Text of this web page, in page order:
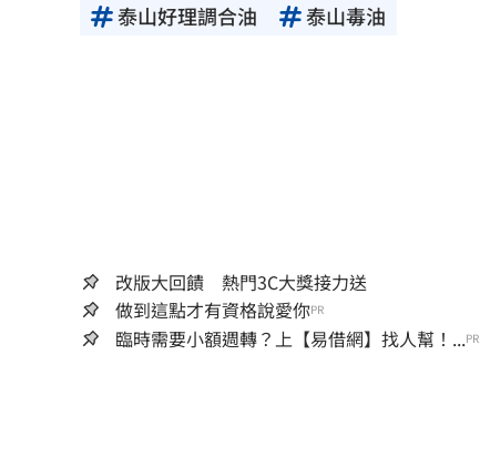
泰山好理調合油 泰山毒油
改版大回饋 熱門3C大獎接力送
做到這點才有資格說愛你PR
臨時需要小額週轉？上【易借網】找人幫！...PR